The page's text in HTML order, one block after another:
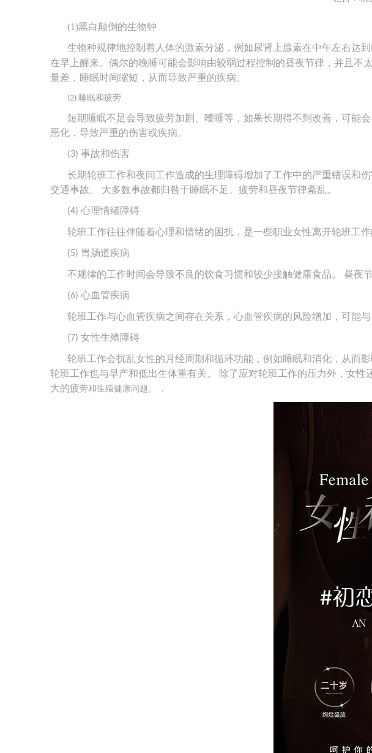
(1)黑白颠倒的生物钟
生物种规律地控制着人体的激素分泌， 例如尿肾上腺素在中午左右达
在早上醒来。偶尔的晚睡可能会影响由较弱过程控制的昼夜节律，并且
量差，睡眠时间缩短，从而导致严重的疾病。
(2) 睡眠和疲劳
短期睡眠不足会导致疲劳加剧、嗜睡等，如果长期得不到改善，可能会
恶化，导致严重的伤害或疾病。
(3) 事故和伤害
长期轮班工作和夜间工作造成的生理障碍增加了工作中的严重错误和伤
交通事故。
大多数事故都归咎于睡眠不足、疲劳和昼夜节律紊乱。
(4) 心理情绪障碍
轮班工作往往伴随着心理和情绪的困扰，是一些职业女性离开轮班工作
(5) 胃肠道疾病
不规律的工作时间会导致不良的饮食习惯和较少接触健康食品。 昼夜
(6) 心血管疾病
轮班工作与心血管疾病之间存在关系，心血管疾病的风险增加，可能
(7) 女性生殖障碍
轮班工作会扰乱女性的月经周期和循环功能，例如睡眠和消化，从而
轮班工作也与早产和低出生体重有关。
除了应对轮班工作的压力外，女性
大的疲劳和生殖健康问题。 .